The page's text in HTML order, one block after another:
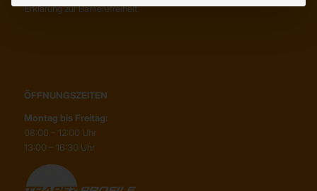
Erklärung zur Barrierefreiheit
ÖFFNUNGSZEITEN
Montag bis Freitag:
08:00 – 12:00 Uhr
13:00 – 16:30 Uhr